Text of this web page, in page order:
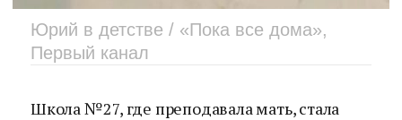
Юрий в детстве / «Пока все дома»,
Первый канал
Школа № 27, где преподавала мать, стала